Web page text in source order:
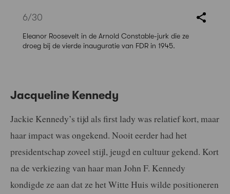
6/30
Eleanor Roosevelt in de Arnold Constable-jurk die ze
droeg bij de vierde inauguratie van FDR in 1945.
Jacqueline Kennedy
Jackie Kennedy’s tijd als first lady was relatief kort, maar
haar impact was ongekend. Nooit eerder had het
presidentschap zoveel stijl, jeugd en cultuur gekend. Kort
na de verkiezing van haar man John F. Kennedy
kondigde ze aan dat ze het Witte Huis wilde positioneren